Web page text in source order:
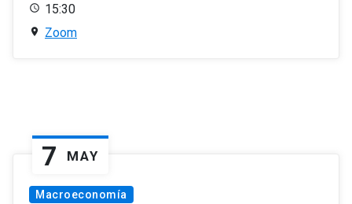
15:30
Zoom
7 MAY
Macroeconomía